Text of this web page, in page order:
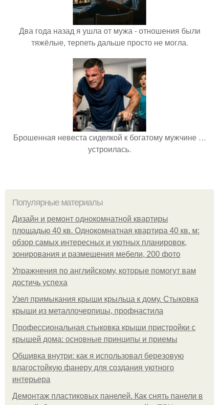
Два года назад я ушла от мужа - отношения были
тяжёлые, терпеть дальше просто не могла.
Брошенная невеста сиделкой к богатому мужчине …
устроилась.
Популярные материалы
Дизайн и ремонт однокомнатной квартиры
площадью 40 кв. Однокомнатная квартира 40 кв. м:
обзор самых интересных и уютных планировок,
зонирования и размещения мебели, 200 фото
Упражнения по английскому, которые помогут вам
достичь успеха
Узел примыкания крыши крыльца к дому. Стыковка
крыши из металлочерпицы, профнастила
Профессиональная стыковка крыши пристройки с
крышей дома: основные принципы и приемы
Обшивка внутри: как я использовал березовую
влагостойкую фанеру для создания уютного
интерьера
Демонтаж пластиковых панелей. Как снять панели в